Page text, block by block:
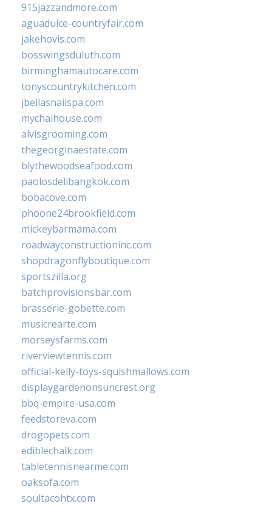
915jazzandmore.com
aguadulce-countryfair.com
jakehovis.com
bosswingsduluth.com
birminghamautocare.com
tonyscountrykitchen.com
jbellasnailspa.com
mychaihouse.com
alvisgrooming.com
thegeorginaestate.com
blythewoodseafood.com
paolosdelibangkok.com
bobacove.com
phoone24brookfield.com
mickeybarmama.com
roadwayconstructioninc.com
shopdragonflyboutique.com
sportszilla.org
batchprovisionsbar.com
brasserie-gobette.com
musicrearte.com
morseysfarms.com
riverviewtennis.com
official-kelly-toys-squishmallows.com
displaygardenonsuncrest.org
bbq-empire-usa.com
feedstoreva.com
drogopets.com
ediblechalk.com
tabletennisnearme.com
oaksofa.com
soultacohtx.com